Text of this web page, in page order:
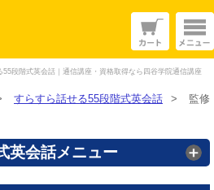
段階式英会話｜通信講座・資格取得なら四谷学院通信講座
すらすら話せる55段階式英会話 >
監修
英会話メニュー